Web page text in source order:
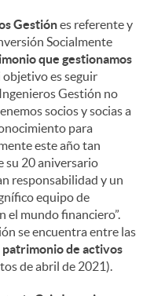
Gestiónes referente y
Socialmente
que gestionamos
objetivo es seguir
Gestión no
socios y socias a
para
este año tan
su 20 aniversario
responsabilidad y un
equipo de
el mundo financiero”.
se encuentra entre las
patrimonio de activos
de abril de 2021).